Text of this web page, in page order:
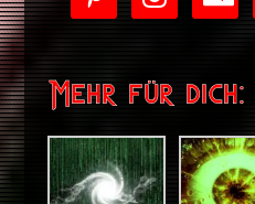
stripe
Mehr für dich: